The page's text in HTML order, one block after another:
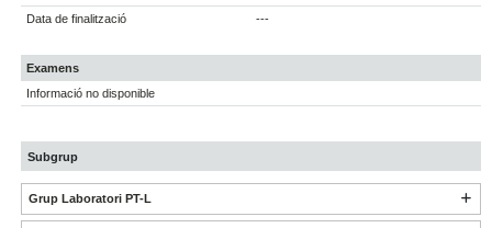
Data de finalització
---
Examens
Informació no disponible
Subgrup
Grup Laboratori PT-L